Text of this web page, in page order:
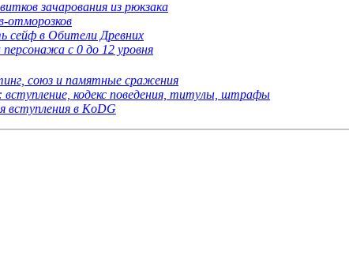
зачарования из рюкзака
отморозков
сейф в Обители Древних
с 0 до 12 уровня
союз и памятные сражения
вступление, кодекс поведения, титулы, штрафы
вступления в KoDG